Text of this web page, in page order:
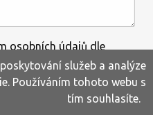
osobních údajů dle
služeb a analýze
Používáním tohoto webu s
tím souhlasíte.